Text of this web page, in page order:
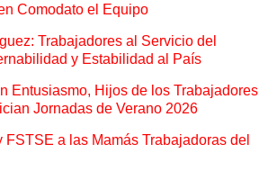
Comodato el Equipo
Trabajadores al Servicio del
y Estabilidad al País
Entusiasmo, Hijos de los Trabajadores
Jornadas de Verano 2026
FSTSE a las Mamás Trabajadoras del